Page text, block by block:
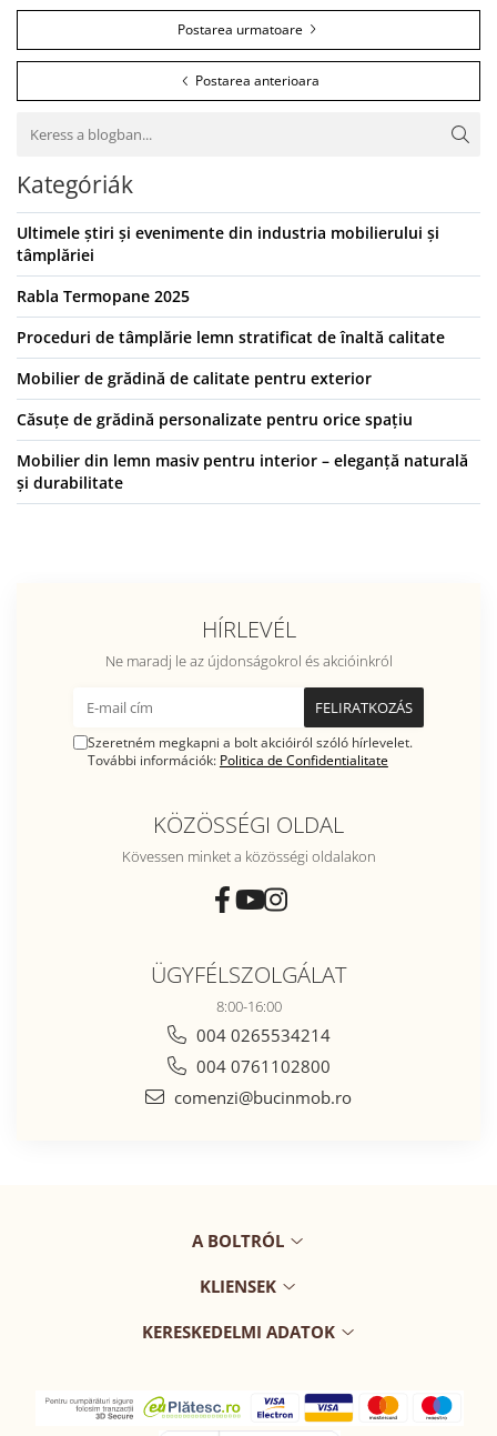
Postarea urmatoare
Postarea anterioara
Kategóriák
Ultimele știri și evenimente din industria mobilierului și
tâmplăriei
Rabla Termopane 2025
Proceduri de tâmplărie lemn stratificat de înaltă calitate
Mobilier de grădină de calitate pentru exterior
Căsuțe de grădină personalizate pentru orice spațiu
Mobilier din lemn masiv pentru interior – eleganță naturală
și durabilitate
HÍRLEVÉL
Ne maradj le az újdonságokrol és akcióinkról
Szeretném megkapni a bolt akcióiról szóló hírlevelet.
További információk: Politica de Confidentialitate
KÖZÖSSÉGI OLDAL
Kövessen minket a közösségi oldalakon
ÜGYFÉLSZOLGÁLAT
8:00-16:00
004 0265534214
004 0761102800
comenzi@bucinmob.ro
A BOLTRÓL
KLIENSEK
KERESKEDELMI ADATOK